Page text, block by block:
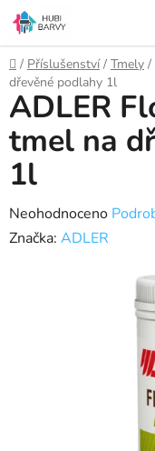
Přejít
na
obsah
Domů
/ Příslušenství / Tmely /
dřevěné podlahy 1l
ADLER
tmel na
1l
Průměrné
hodnocení
Neohodnoceno
Značka: ADLER